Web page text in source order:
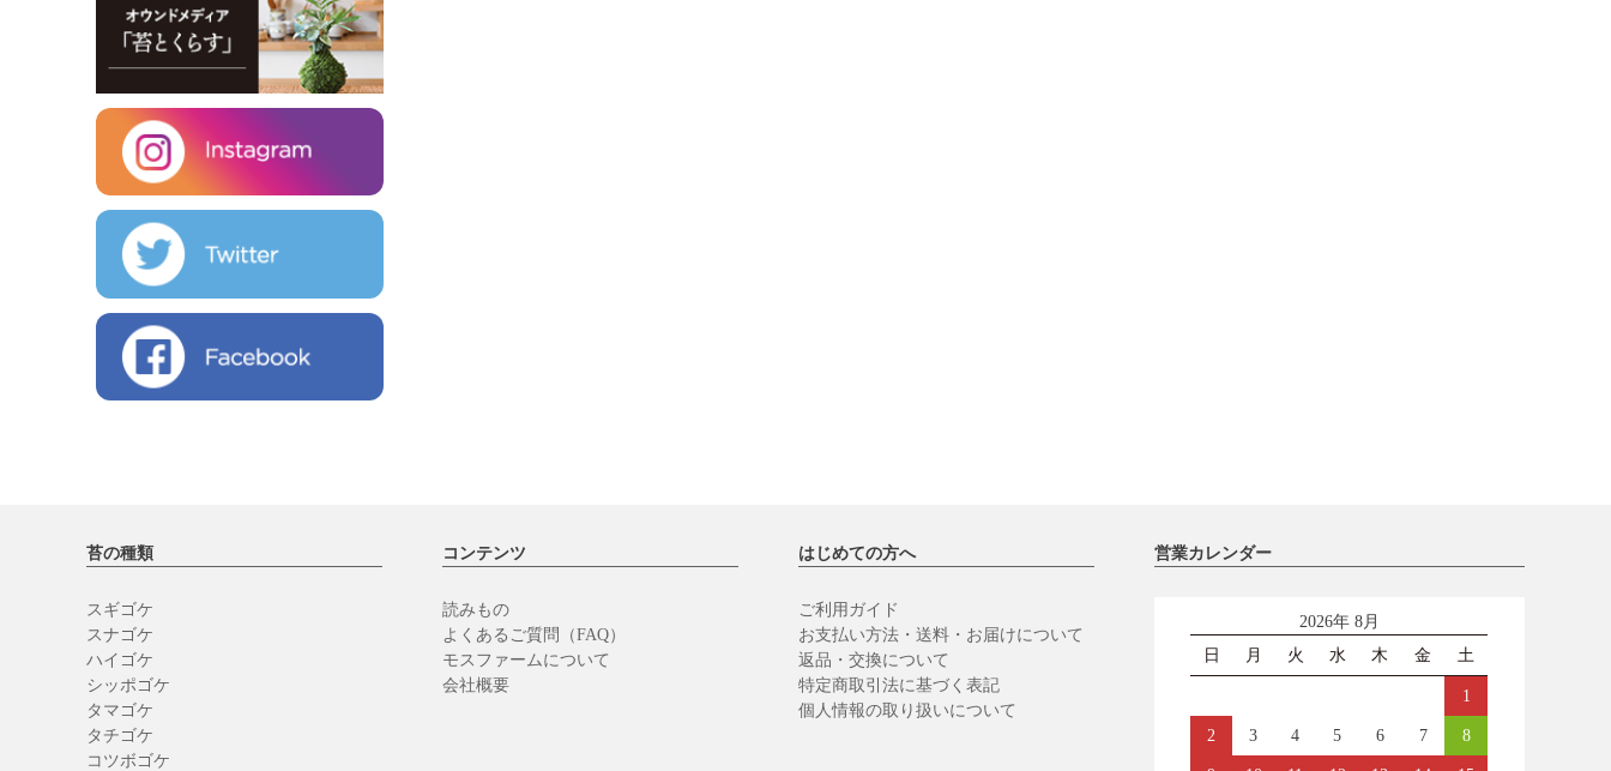
苔の種類
スギゴケ
スナゴケ
ハイゴケ
シッポゴケ
タマゴケ
タチゴケ
コツボゴケ
コンテンツ
読みもの
よくあるご質問（FAQ）
モスファームについて
会社概要
はじめての方へ
ご利用ガイド
お支払い方法・送料・お届けについて
返品・交換について
特定商取引法に基づく表記
個人情報の取り扱いについて
営業カレンダー
2026年 8月
日
月 火 水 木 金 土
1
2 3 4 5 6 7 8